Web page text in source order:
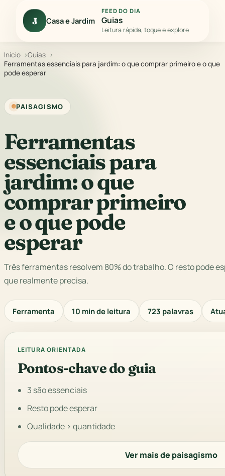
J Casa e Jardim
FEED DO DIA
Guias
Leitura rápida, toque e explore
Início
Guias
Ferramentas essenciais para jardim: o que comprar primeiro e o que
pode esperar
PAISAGISMO
Ferramentas
essenciais para
jardim: o que
comprar primeiro
e o que pode
esperar
Três ferramentas resolvem 80% do trabalho. O resto pode
que realmente precisa.
Ferramenta 10 min de leitura 723 palavras
LEITURA ORIENTADA
Pontos-chave do guia
3 são essenciais
Resto pode esperar
Qualidade > quantidade
Ver mais de paisagismo